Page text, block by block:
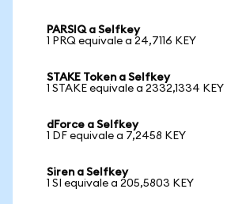
PARSIQ a Selfkey
1 PRQ equivale a 24,7116 KEY
STAKE Token a Selfkey
1 STAKE equivale a 2332,1334 KEY
dForce a Selfkey
1 DF equivale a 7,2458 KEY
Siren a Selfkey
1 SI equivale a 205,5803 KEY